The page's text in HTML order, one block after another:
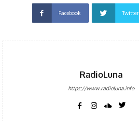
Facebook Twitter
RadioLuna
https://www.radioluna.info